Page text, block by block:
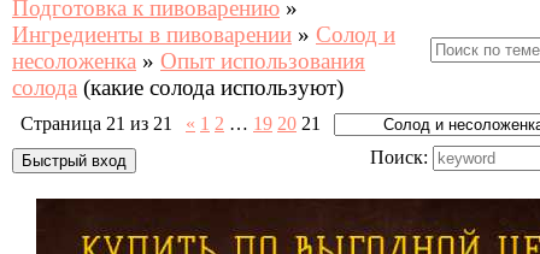
Подготовка к пивоварению »
Ингредиенты в пивоварении » Солод и
несоложенка » Опыт использования
солода (какие солода используют)
Страница 21 из 21 « 1 2 … 19 20 21
Поиск: